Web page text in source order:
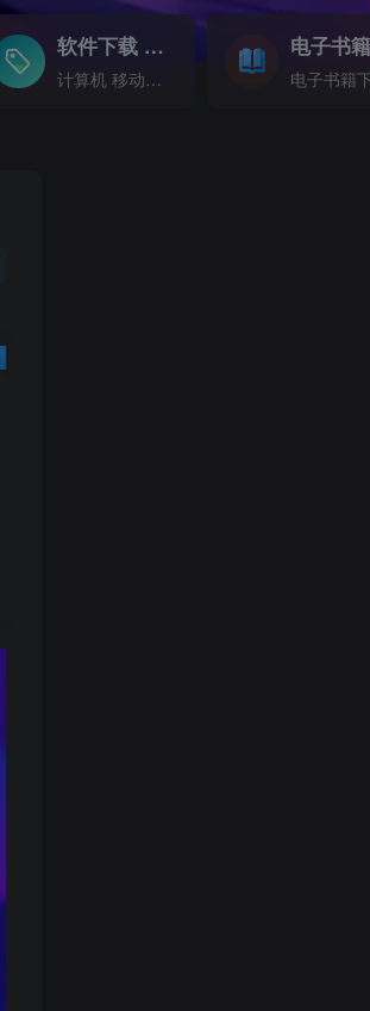
软件下载GO
计算机 移动设备 软件下载....
电子书籍
电子书籍